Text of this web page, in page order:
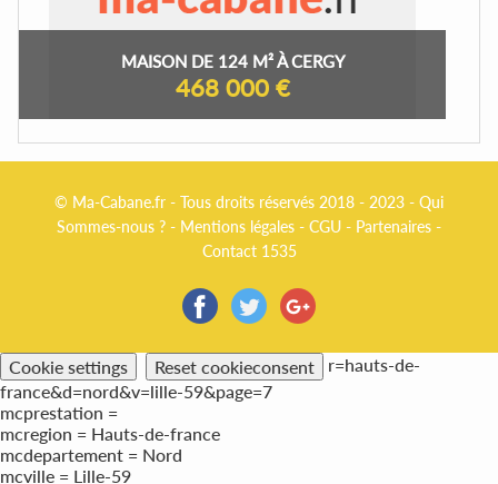
MAISON DE 124 M² À CERGY
468 000 €
© Ma-Cabane.fr - Tous droits réservés 2018 - 2023 - Qui
Sommes-nous ? - Mentions légales - CGU - Partenaires -
Contact 1535
Cookie settings Reset cookieconsent
r=hauts-de-
france&d=nord&v=lille-59&page=7
mcprestation =
mcregion = Hauts-de-france
mcdepartement = Nord
mcville = Lille-59